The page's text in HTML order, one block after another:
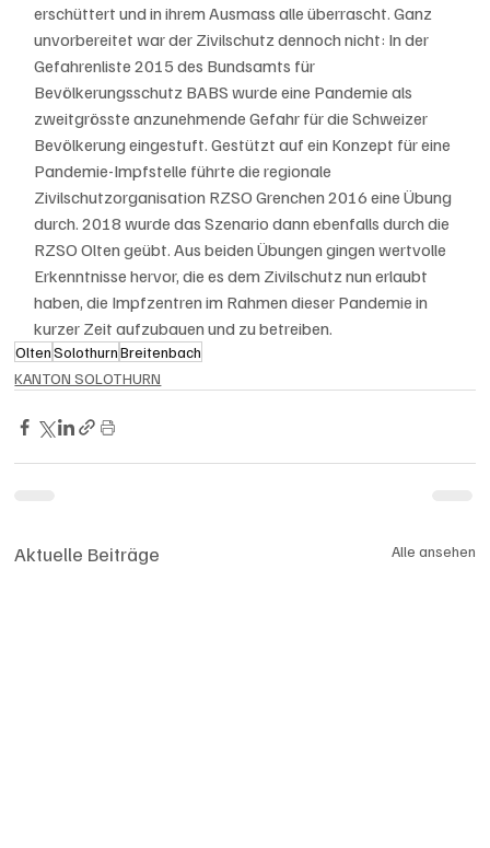
erschüttert und in ihrem Ausmass alle überrascht. Ganz
unvorbereitet war der Zivilschutz dennoch nicht: In der
Gefahrenliste 2015 des Bundsamts für
Bevölkerungsschutz BABS wurde eine Pandemie als
zweitgrösste anzunehmende Gefahr für die Schweizer
Bevölkerung eingestuft. Gestützt auf ein Konzept für eine
Pandemie-Impfstelle führte die regionale
Zivilschutzorganisation RZSO Grenchen 2016 eine Übung
durch. 2018 wurde das Szenario dann ebenfalls durch die
RZSO Olten geübt. Aus beiden Übungen gingen wertvolle
Erkenntnisse hervor, die es dem Zivilschutz nun erlaubt
haben, die Impfzentren im Rahmen dieser Pandemie in
kurzer Zeit aufzubauen und zu betreiben.
Olten Solothurn Breitenbach
KANTON SOLOTHURN
Aktuelle Beiträge Alle ansehen